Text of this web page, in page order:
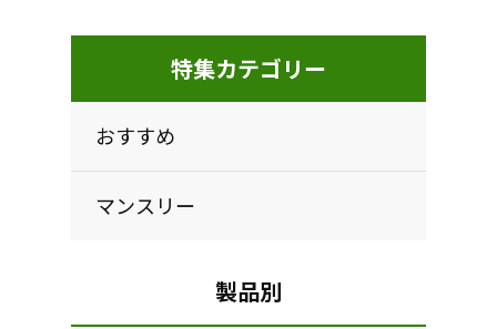
特集カテゴリー
おすすめ
マンスリー
製品別